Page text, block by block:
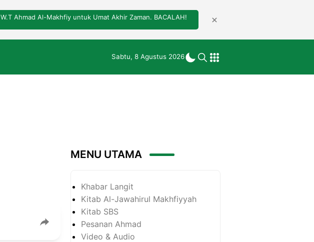
Ahmad Al-Makhfiy untuk Umat Akhir Zaman. BACALAH!
Sabtu, 8 Agustus 2026
MENU UTAMA
Khabar Langit
Kitab Al-Jawahirul Makhfiyyah
Kitab SBS
Pesanan Ahmad
Video & Audio